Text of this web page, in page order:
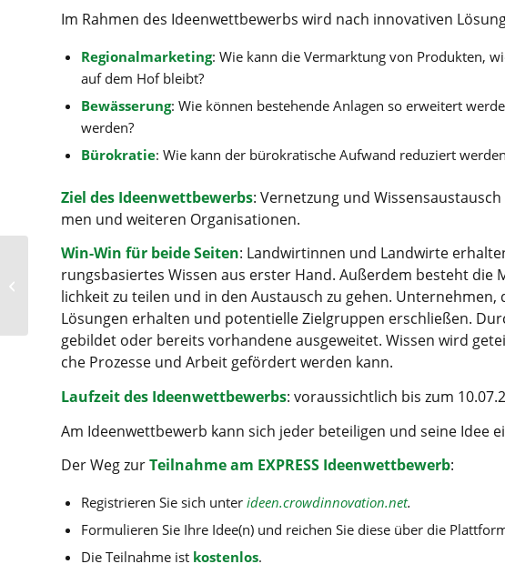
Im Rah­men des Ideen­wett­be­werbs wird nach inno­va­ti­ven
Regio­nal­mar­ke­ting: Wie kann die Ver­mark­tung von Pro­duk­ten,
auf dem Hof bleibt?
Bewäs­se­rung: Wie kön­nen bestehen­de Anla­gen so erwei­tert
werden?
Büro­kra­tie: Wie kann der büro­kra­ti­sche Auf­wand redu­ziert
Ziel des Ideen­wett­be­werbs: Ver­net­zung und
men und wei­te­ren Organisationen.
Win-Win für bei­de Sei­ten: Land­wir­tin­nen und Land­wir­te
rungs­ba­sier­tes Wis­sen aus ers­ter Hand. Außer­dem besteht
lich­keit zu tei­len und in den Aus­tausch zu gehen.
Lösun­gen erhal­ten und poten­ti­el­le Ziel­grup­pen erschlie­ßen.
gebil­det oder bereits vor­han­de­ne aus­ge­wei­tet. Wis­sen wird
che Pro­zes­se und Arbeit geför­dert wer­den kann.
Lauf­zeit des Ideen­wett­be­werbs: vor­aus­sicht­lich bis zum
Am Ideen­wett­be­werb kann sich jeder betei­li­gen und sei­ne Idee
Der Weg zurTeil­nah­me am EXPRESS Ideen­wett­be­werb:
Regis­trie­ren Sie sich unter ideen.crowdinnovation.net.
For­mu­lie­ren Sie Ihre Idee(n) und rei­chen Sie die­se über die
Die Teil­nah­me ist kos­ten­los.
News rund um den
Genuss